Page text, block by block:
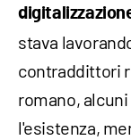
stava
contraddittori
romano,
l'esistenza,